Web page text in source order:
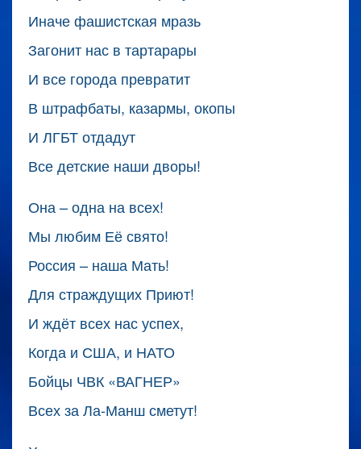
Иначе фашистская мразь
Загонит нас в тартарары
И все города превратит
В штрафбаты, казармы, окопы
И ЛГБТ отдадут
Все детские наши дворы!
Она – одна на всех!
Мы любим Её свято!
Россия – наша Мать!
Для страждущих Приют!
И ждёт всех нас успех,
Когда и США, и НАТО
Бойцы ЧВК «ВАГНЕР»
Всех за Ла-Манш сметут!